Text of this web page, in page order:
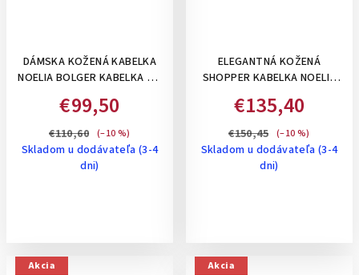
DÁMSKA KOŽENÁ KABELKA
NOELIA BOLGER KABELKA DO
DLHÝM RAMIENKOM - ČIERNA
€99,50
€110,60 (–10 %)
Skladom u dodávateľa (3-4
dni)
ELEGANTNÁ KOŽENÁ
SHOPPER KABELKA NOELIA
TMAVOHNEDÁ
€135,40
€150,45 (–10 %)
Skladom u dodávateľa (3-4
dni)
Akcia Akcia